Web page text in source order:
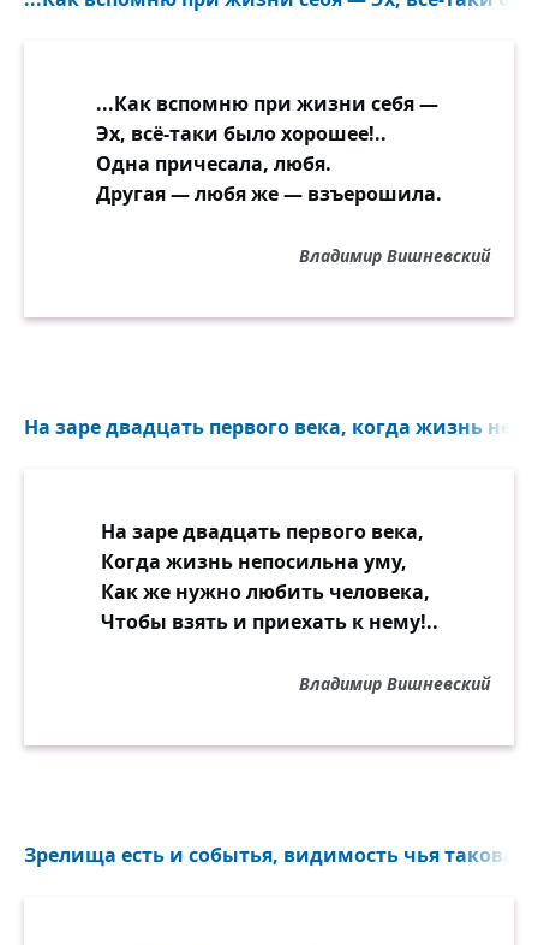
...Как вспомню при жизни себя —
Эх, всё-таки было хорошее!..
Одна причесала, любя.
Другая — любя же — взъерошила.
Владимир Вишневский
На заре двадцать первого века, когда жизнь
На заре двадцать первого века,
Когда жизнь непосильна уму,
Как же нужно любить человека,
Чтобы взять и приехать к нему!..
Владимир Вишневский
Зрелища есть и событья, видимость чья такова...